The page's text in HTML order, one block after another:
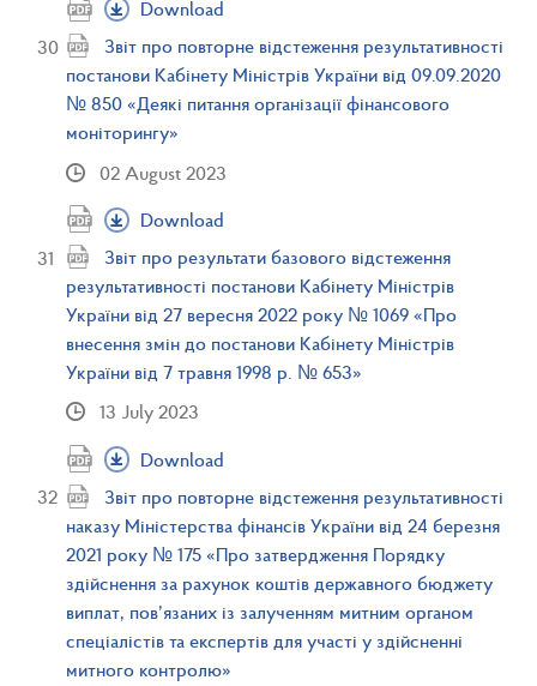
Download
Звіт про повторне відстеження результативності
постанови Кабінету Міністрів України від 09.09.2020
№ 850 «Деякі питання організації фінансового
моніторингу»
02 August 2023
Download
Звіт про результати базового відстеження
результативності постанови Кабінету Міністрів
України від 27 вересня 2022 року № 1069 «Про
внесення змін до постанови Кабінету Міністрів
України від 7 травня 1998 р. № 653»
13 July 2023
Download
Звіт про повторне відстеження результативності
наказу Міністерства фінансів України від 24 березня
2021 року № 175 «Про затвердження Порядку
здійснення за рахунок коштів державного бюджету
виплат, пов’язаних із залученням митним органом
спеціалістів та експертів для участі у здійсненні
митного контролю»